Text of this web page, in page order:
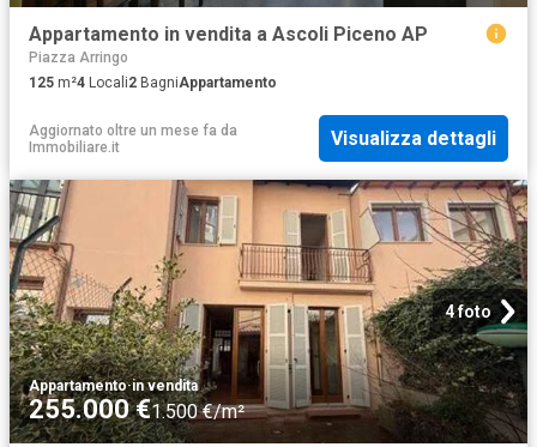
Appartamento in vendita a Ascoli Piceno AP
Piazza Arringo
125 m²4 Locali2 BagniAppartamento
Aggiornato oltre un mese fa da
Immobiliare.it
Visualizza dettagli
4 foto
Appartamento·in vendita
255.000 €1.500 €/m²